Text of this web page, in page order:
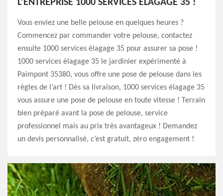
L’ENTREPRISE 1000 SERVICES ÉLAGAGE 35 !
Vous enviez une belle pelouse en quelques heures ?
Commencez par commander votre pelouse, contactez
ensuite 1000 services élagage 35 pour assurer sa pose !
1000 services élagage 35 le jardinier expérimenté à
Paimpont 35380, vous offre une pose de pelouse dans les
règles de l’art ! Dès sa livraison, 1000 services élagage 35
vous assure une pose de pelouse en toute vitesse ! Terrain
bien préparé avant la pose de pelouse, service
professionnel mais au prix très avantageux ! Demandez
un devis personnalisé, c’est gratuit, zéro engagement !